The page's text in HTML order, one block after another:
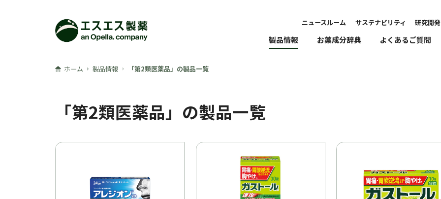
製品情報 お薬成分辞典 よくあるご質問
ニュースルーム サステナビリティ 研究開発
ホーム 製品情報 「第2類医薬品」の製品一覧
「第2類医薬品」の製品一覧